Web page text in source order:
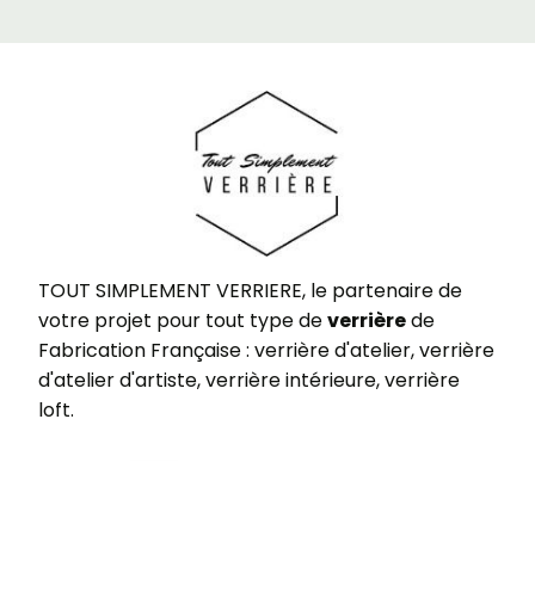
TOUT SIMPLEMENT VERRIERE, le partenaire de
votre projet pour tout type deverrièrede
Fabrication Française : verrière d'atelier, verrière
d'atelier d'artiste, verrière intérieure, verrière
loft.